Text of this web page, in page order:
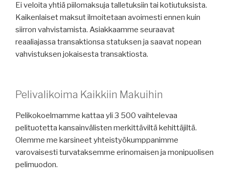
Ei veloita yhtiä piilomaksuja talletuksiin tai kotiutuksista.
Kaikenlaiset maksut ilmoitetaan avoimesti ennen kuin
siirron vahvistamista. Asiakkaamme seuraavat
reaaliajassa transaktionsa statuksen ja saavat nopean
vahvistuksen jokaisesta transaktiosta.
Pelivalikoima Kaikkiin Makuihin
Pelikokoelmamme kattaa yli 3 500 vaihtelevaa
pelituotetta kansainvälisten merkittäviltä kehittäjiltä.
Olemme me karsineet yhteistyökumppanimme
varovaisesti turvataksemme erinomaisen ja monipuolisen
pelimuodon.